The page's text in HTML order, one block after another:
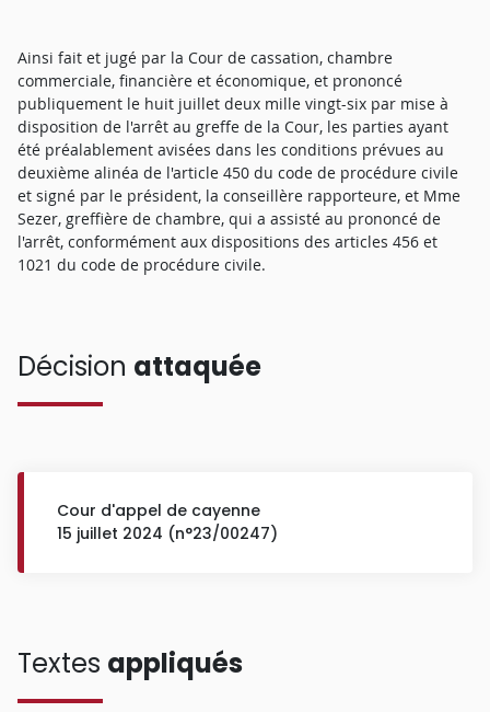
Ainsi fait et jugé par la Cour de cassation, chambre
commerciale, financière et économique, et prononcé
publiquement le huit juillet deux mille vingt-six par mise à
disposition de l'arrêt au greffe de la Cour, les parties ayant
été préalablement avisées dans les conditions prévues au
deuxième alinéa de l'article 450 du code de procédure civile
et signé par le président, la conseillère rapporteure, et Mme
Sezer, greffière de chambre, qui a assisté au prononcé de
l'arrêt, conformément aux dispositions des articles 456 et
1021 du code de procédure civile.
Décision attaquée
Cour d'appel de cayenne
15 juillet 2024 (n°23/00247)
Textes appliqués